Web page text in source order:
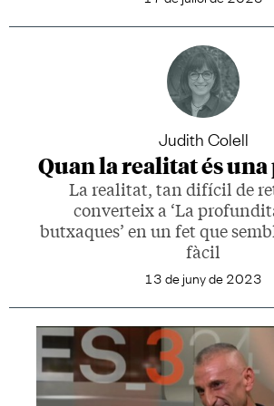
Judith Colell
Quan la realitat és una
La realitat, tan difícil de
converteix a ‘La
butxaques’ en un fet que
fàcil
13 de juny de 2023